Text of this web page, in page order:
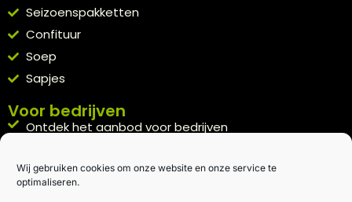
Wij gebruiken cookies om onze website en onze service te
optimaliseren.
Seizoenspakketten
Confituur
Soep
Sapjes
Voor bedrijven
Ontdek het aanbod voor bedrijven
Kennismakingspakket aanvragen